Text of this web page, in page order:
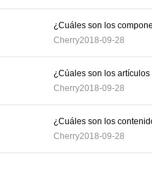
¿Cuáles son los
Cherry2018-09-28
¿Cúales son los
Cherry2018-09-28
¿Cuáles son los
Cherry2018-09-28